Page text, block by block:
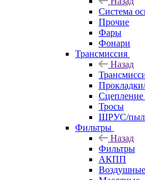
Система
Прочие
Фары
Фонари
Трансмиссия
Назад
Сцепление
Тросы
ШРУС/
Фильтры
Назад
Фильтры
АКПП
Воздушные